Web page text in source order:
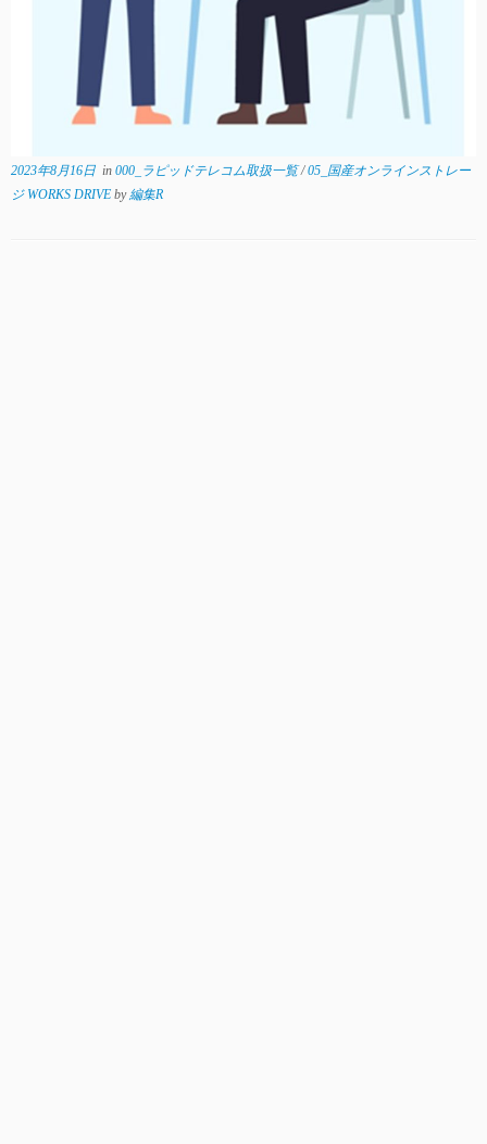
2023年8月16日 in 000_ラピッドテレコム取扱一覧/05_国産オンラインストレー
ジ WORKS DRIVE by編集R